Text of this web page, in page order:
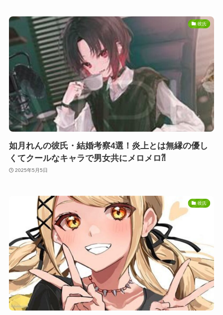
彼氏
如月れんの彼氏・結婚考察4選！炎上とは無縁の優し
くてクールなキャラで男女共にメロメロ⁈
2025年5月5日
彼氏